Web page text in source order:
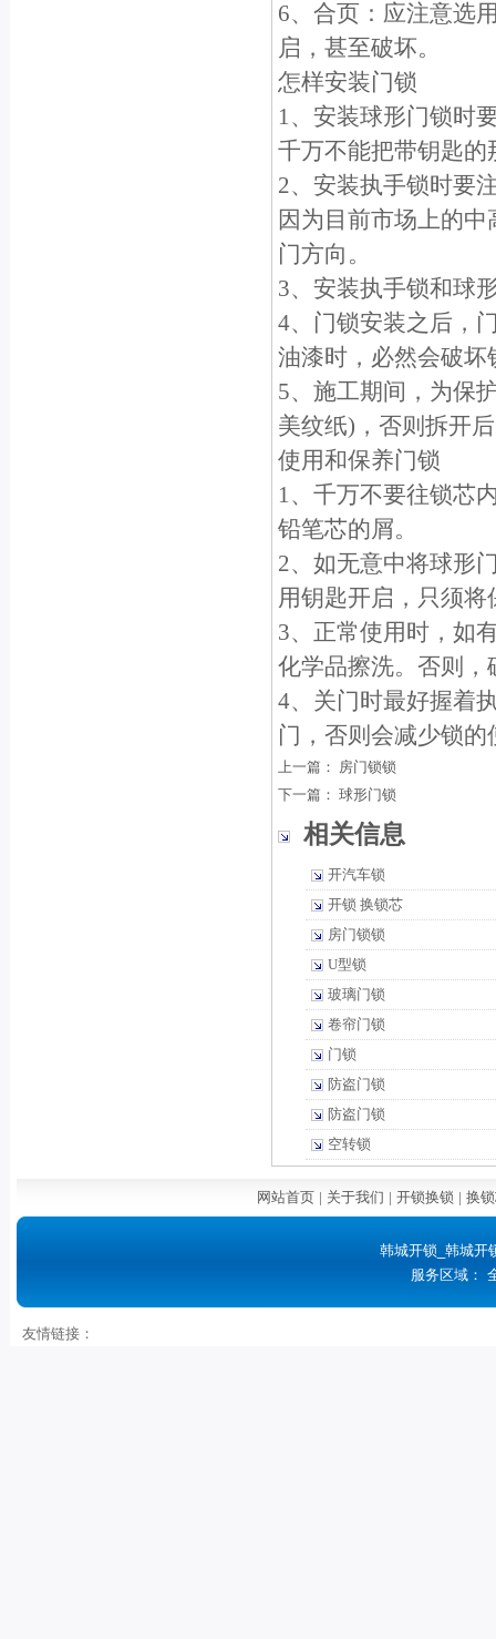
6、合页：应注意选
启，甚至破坏。
怎样安装门锁
1、安装球形门锁时
千万不能把带钥匙
2、安装执手锁时要
因为目前市场上的
门方向。
3、安装执手锁和球
4、门锁安装之后，
油漆时，必然会破坏
5、施工期间，为保
美纹纸)，否则拆开
使用和保养门锁
1、千万不要往锁芯
铅笔芯的屑。
2、如无意中将球形
用钥匙开启，只须
3、正常使用时，如
化学品擦洗。否则
4、关门时最好握着
门，否则会减少锁的
上一篇： 房门锁锁
下一篇： 球形门锁
相关信息
开汽车锁
开锁 换锁芯
房门锁锁
U型锁
玻璃门锁
卷帘门锁
门锁
防盗门锁
防盗门锁
空转锁
网站首页 | 关于我们 | 开锁换锁 | 换
韩城开锁_韩城开
服务区域：
友情链接：